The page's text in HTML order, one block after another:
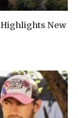
Highlights New